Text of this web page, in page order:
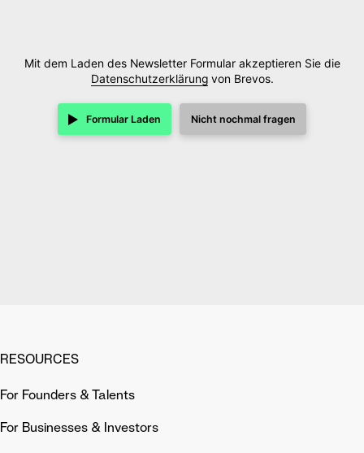
Mit dem Laden des Newsletter Formular akzeptieren Sie die
Datenschutzerklärungvon Brevos.
Formular Laden Nicht nochmal fragen
RESOURCES
For Founders & Talents
For Businesses & Investors